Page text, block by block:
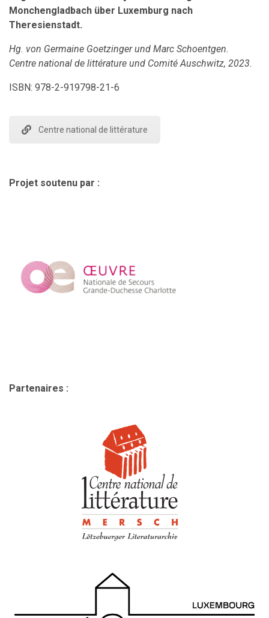
Monchengladbach über Luxemburg nach
Theresienstadt.
Hg. von Germaine Goetzinger und Marc Schoentgen.
Centre national de littérature und Comité Auschwitz, 2023.
ISBN: 978-2-919798-21-6
Centre national de littérature
Projet soutenu par :
Partenaires :